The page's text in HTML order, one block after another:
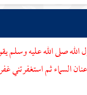
صلى الله عليه وسلم
السماء ثم استغفرتني